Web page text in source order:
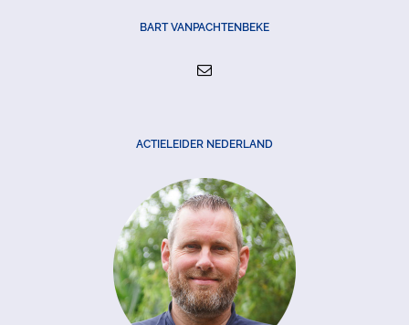
BART VANPACHTENBEKE
ACTIELEIDER NEDERLAND